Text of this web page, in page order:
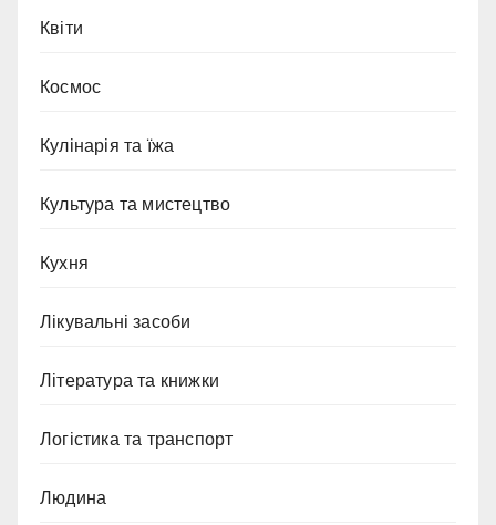
Квіти
Космос
Кулінарія та їжа
Культура та мистецтво
Кухня
Лікувальні засоби
Література та книжки
Логістика та транспорт
Людина